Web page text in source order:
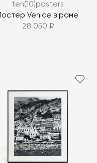
ten(10)posters
Постер Venice в раме
28 050 ₽